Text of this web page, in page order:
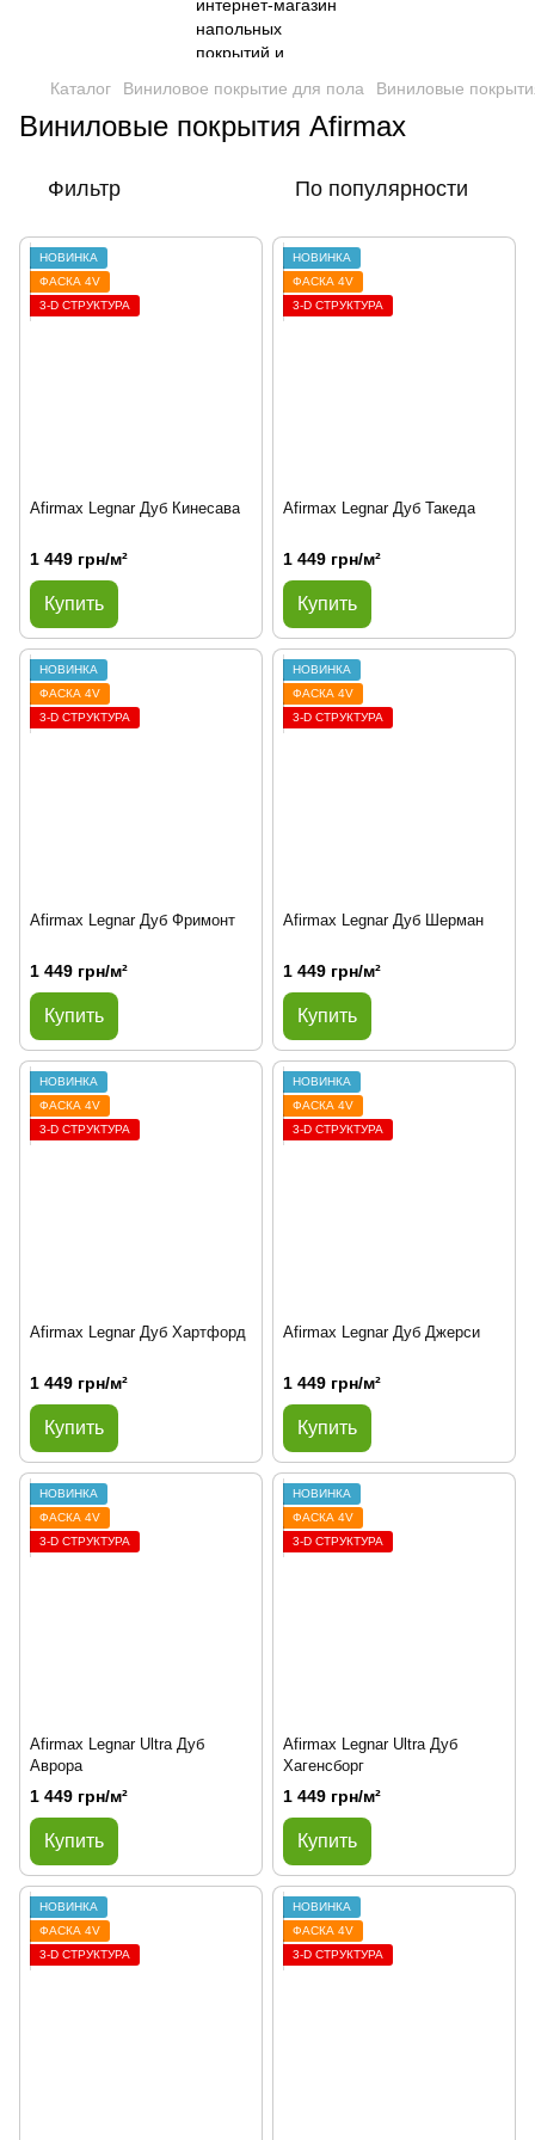
Каталог Виниловое покрытие для пола Виниловые
Виниловые покрытия Afirmax
Фильтр По популярности
НОВИНКА
ФАСКА 4V
3-D СТРУКТУРА
Afirmax Legnar Дуб Кинесава
1 449 грн/м²
Купить
НОВИНКА
ФАСКА 4V
3-D СТРУКТУРА
Afirmax Legnar Дуб Такеда
1 449 грн/м²
Купить
НОВИНКА
ФАСКА 4V
3-D СТРУКТУРА
Afirmax Legnar Дуб Фримонт
1 449 грн/м²
Купить
НОВИНКА
ФАСКА 4V
3-D СТРУКТУРА
Afirmax Legnar Дуб Шерман
1 449 грн/м²
Купить
НОВИНКА
ФАСКА 4V
3-D СТРУКТУРА
Afirmax Legnar Дуб Хартфорд
1 449 грн/м²
Купить
НОВИНКА
ФАСКА 4V
3-D СТРУКТУРА
Afirmax Legnar Дуб Джерси
1 449 грн/м²
Купить
НОВИНКА
ФАСКА 4V
3-D СТРУКТУРА
Afirmax Legnar Ultra Дуб
Аврора
1 449 грн/м²
Купить
НОВИНКА
ФАСКА 4V
3-D СТРУКТУРА
Afirmax Legnar Ultra Дуб
Хагенсборг
1 449 грн/м²
Купить
НОВИНКА
ФАСКА 4V
3-D СТРУКТУРА
НОВИНКА
ФАСКА 4V
3-D СТРУКТУРА